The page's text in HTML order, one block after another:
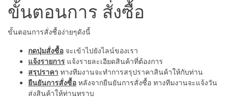
ขั้นตอนการ สั่งซื้อ
ขั้นตอนการสั่งซื้อง่ายๆดังนี้
กดปุ่มสั่งซื้อ จะเข้าไปยังไลน์ของเรา
แจ้งรายการ แจ้งรายละเอียดสินค้าที่ต้องการ
สรุปราคา ทางทีมงานจะทำการสรุปราคาสินค้าให้กับท่าน
ยืนยันการสั่งซื้อ หลังจากยืนยันการสั่งซื้อ ทางทีมงานจะแจ้งวัน
ส่งสินค้าให้ท่านทราบ